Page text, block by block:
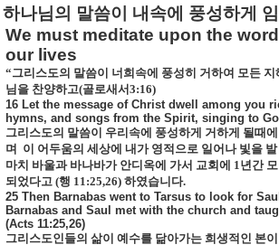
하나님의 말씀이 내속에 풍성하게
We must meditate upon the
our lives
“그리스도의 말씀이 너희속에 풍성히 거하여 모든
님을 찬양하고(골로새서 3:16)
16 Let the message of Christ dwell among you
hymns, and songs from the Spirit, singing to
그리스도의 말씀이 우리속에 풍성하게 거하게 될때에
며
이 어두움의 세상에 내가 영적으로 일어나 빛을
마치 바울과 바나바가 안디옥에 가서 교회에 1년간
되었다고 (행 11:25,26) 하였습니다.
25 Then Barnabas went to Tarsus to look for
Barnabas and Saul met with the church and
(Acts 11:25,26)
그리스도인들의 삶이 예수를 닮아가는 희생적인 본